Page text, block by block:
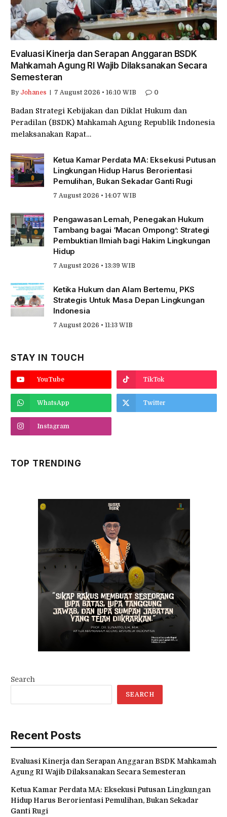
Evaluasi Kinerja dan Serapan Anggaran BSDK
Mahkamah Agung RI Wajib Dilaksanakan Secara
Semesteran
By Johanes 7 August 2026 • 16:10 WIB 0
Badan Strategi Kebijakan dan Diklat Hukum dan
Peradilan (BSDK) Mahkamah Agung Republik Indonesia
melaksanakan Rapat…
Ketua Kamar Perdata MA: Eksekusi Putusan
Lingkungan Hidup Harus Berorientasi
Pemulihan, Bukan Sekadar Ganti Rugi
7 August 2026 • 14:07 WIB
Pengawasan Lemah, Penegakan Hukum
Tambang bagai ‘Macan Ompong’: Strategi
Pembuktian Ilmiah bagi Hakim Lingkungan
Hidup
7 August 2026 • 13:39 WIB
Ketika Hukum dan Alam Bertemu, PKS
Strategis Untuk Masa Depan Lingkungan
Indonesia
7 August 2026 • 11:13 WIB
STAY IN TOUCH
YouTube TikTok
WhatsApp Twitter
Instagram
TOP TRENDING
Search
SEARCH
Recent Posts
Evaluasi Kinerja dan Serapan Anggaran BSDK Mahkamah
Agung RI Wajib Dilaksanakan Secara Semesteran
Ketua Kamar Perdata MA: Eksekusi Putusan Lingkungan
Hidup Harus Berorientasi Pemulihan, Bukan Sekadar
Ganti Rugi